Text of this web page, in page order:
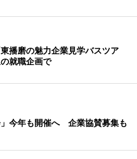
播磨の魅力企業見学バスツア
就職企画で
」今年も開催へ 企業協賛募集も